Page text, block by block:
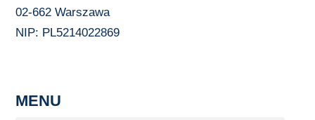
02-662 Warszawa
NIP: PL5214022869
MENU